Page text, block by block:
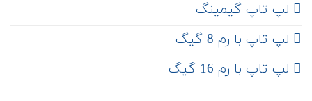
لپ تاپ گیمینگ
لپ تاپ با رم 8 گیگ
لپ تاپ با رم 16 گیگ